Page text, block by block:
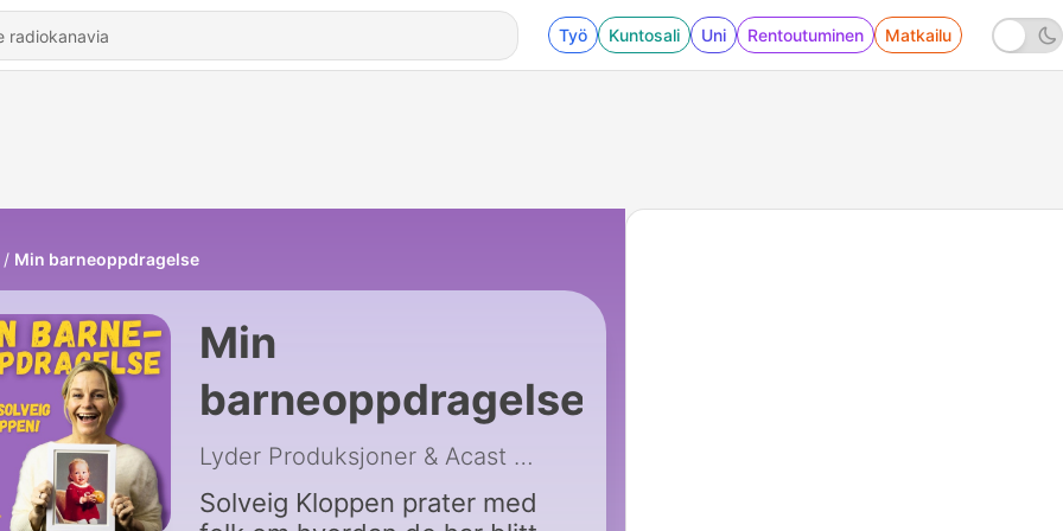
Työ Kuntosali Uni Rentoutuminen Matkailu
Min barneoppdragelse
Min
barneoppdragelse
Lyder Produksjoner & Acast |
Solveig Kloppen prater med